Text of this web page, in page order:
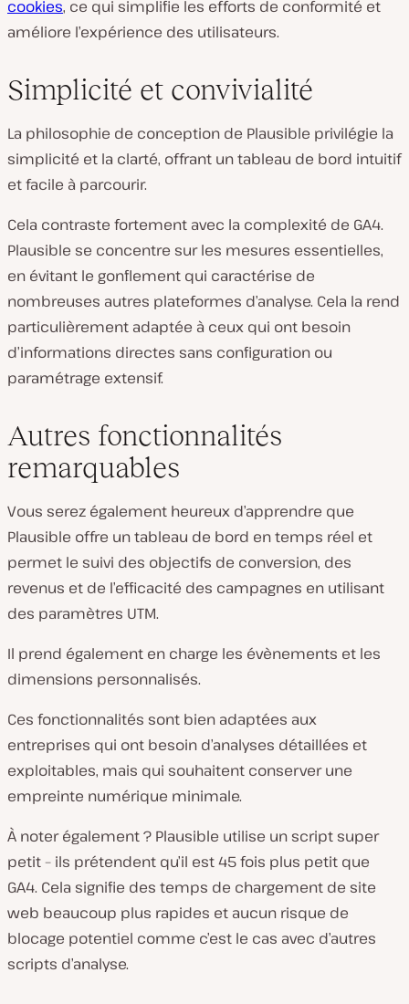
cookies, ce qui simplifie les efforts de conformité et
améliore l’expérience des utilisateurs.
Simplicité et convivialité
La philosophie de conception de Plausible privilégie la
simplicité et la clarté, offrant un tableau de bord intuitif
et facile à parcourir.
Cela contraste fortement avec la complexité de GA4.
Plausible se concentre sur les mesures essentielles,
en évitant le gonflement qui caractérise de
nombreuses autres plateformes d’analyse. Cela la rend
particulièrement adaptée à ceux qui ont besoin
d’informations directes sans configuration ou
paramétrage extensif.
Autres fonctionnalités
remarquables
Vous serez également heureux d’apprendre que
Plausible offre un tableau de bord en temps réel et
permet le suivi des objectifs de conversion, des
revenus et de l’efficacité des campagnes en utilisant
des paramètres UTM.
Il prend également en charge les évènements et les
dimensions personnalisés.
Ces fonctionnalités sont bien adaptées aux
entreprises qui ont besoin d’analyses détaillées et
exploitables, mais qui souhaitent conserver une
empreinte numérique minimale.
À noter également ? Plausible utilise un script super
petit – ils prétendent qu’il est 45 fois plus petit que
GA4. Cela signifie des temps de chargement de site
web beaucoup plus rapides et aucun risque de
blocage potentiel comme c’est le cas avec d’autres
scripts d’analyse.